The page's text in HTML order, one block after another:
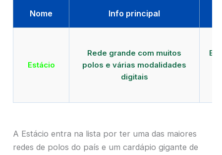
Nome Info principal
Estácio
Rede grande com muitos
polos e várias modalidades
digitais
A Estácio entra na lista por ter uma das maiores
redes de polos do país e um cardápio gigante de